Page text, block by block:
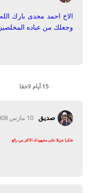
الاخ احمد مجدى بارك
وجعلك من عباده
15 أيام لاحقا
صديق 10 مارس 2008
شكرا جزيلا على مجهودك الاكتر من رائع